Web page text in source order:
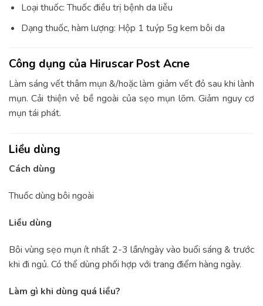
Loại thuốc: Thuốc điều trị bệnh da liễu
Dạng thuốc, hàm lượng: Hộp 1 tuýp 5g kem bôi da
Công dụng của Hiruscar Post Acne
Làm sáng vết thâm mụn &/hoặc làm giảm vết đỏ sau khi lành
mụn. Cải thiện vẻ bề ngoài của sẹo mụn lõm. Giảm nguy cơ
mụn tái phát.
Liều dùng
Cách dùng
Thuốc dùng bôi ngoài
Liều dùng
Bôi vùng sẹo mụn ít nhất 2-3 lần/ngày vào buổi sáng & trước
khi đi ngủ. Có thể dùng phối hợp với trang điểm hàng ngày.
Làm gì khi dùng quá liều?